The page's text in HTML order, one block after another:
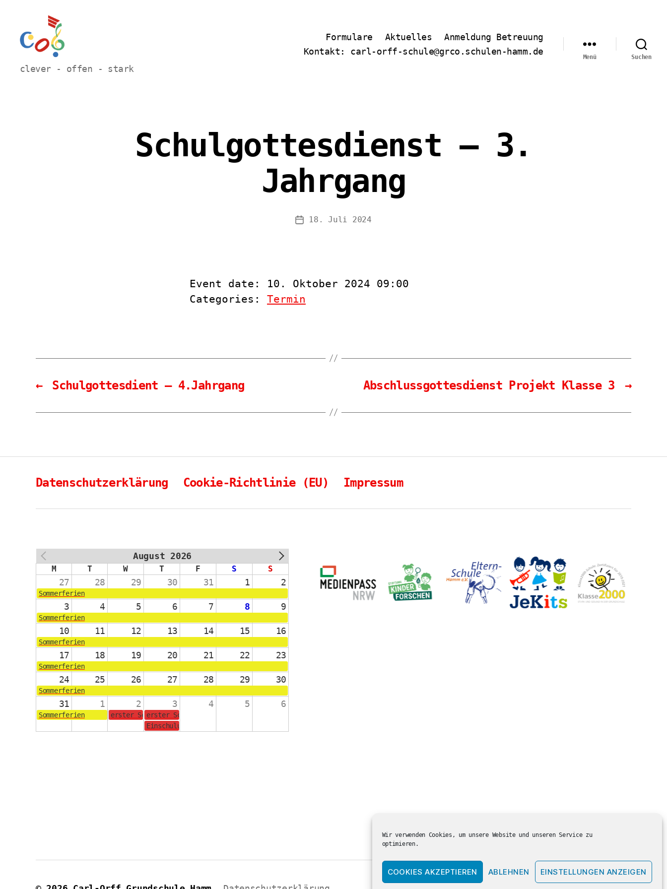
Wir verwenden Cookies, um unsere Website und unseren Service zu
optimieren.
COOKIES AKZEPTIEREN ABLEHNEN EINSTELLUNGEN ANZEIGEN
Carl-
Orff
clever - offen - stark
Formulare Aktuelles
Anmeldung Betreuung
Kontakt: carl-orff-schule@grco.schulen-hamm.de
Menü Suchen
Schulgottesdienst – 3.
Jahrgang
Veröffentlichungsdatum
18. Juli 2024
Event date: 10. Oktober 2024 09:00
Categories: Termin
← Schulgottesdient – 4.Jahrgang →
Abschlussgottesdienst Projekt Klasse 3
Datenschutzerklärung Cookie-Richtlinie (EU) Impressum
August 2026
M T W T F S S
27 28 29 30 31 1 2
Sommerferien
3 4 5 6 7 8 9
Sommerferien
10 11 12 13 14 15 16
Sommerferien
17 18 19 20 21 22 23
Sommerferien
24 25 26 27 28 29 30
Sommerferien
31 1 2 3 4 5 6
Sommerferien erster Schultag für die Jahrgänge 2-4
erster Schultag für die Schulanfänger:innen
Einschulungsgottesdienst in der ev. Kirche